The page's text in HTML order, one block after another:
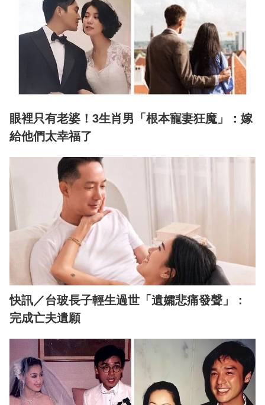
眼裡只有老婆！3生肖男「根本寵妻狂魔」：嫁
給他們太幸福了
快訊／台玻長子輕生過世「遺孀悲痛發聲」：
完成亡夫遺願